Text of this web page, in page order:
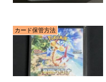
カード保管方法